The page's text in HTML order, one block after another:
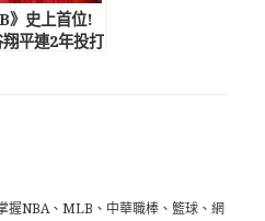
》史上首位!
翔平連2年投打
握NBA、MLB、中華職棒、籃球、網